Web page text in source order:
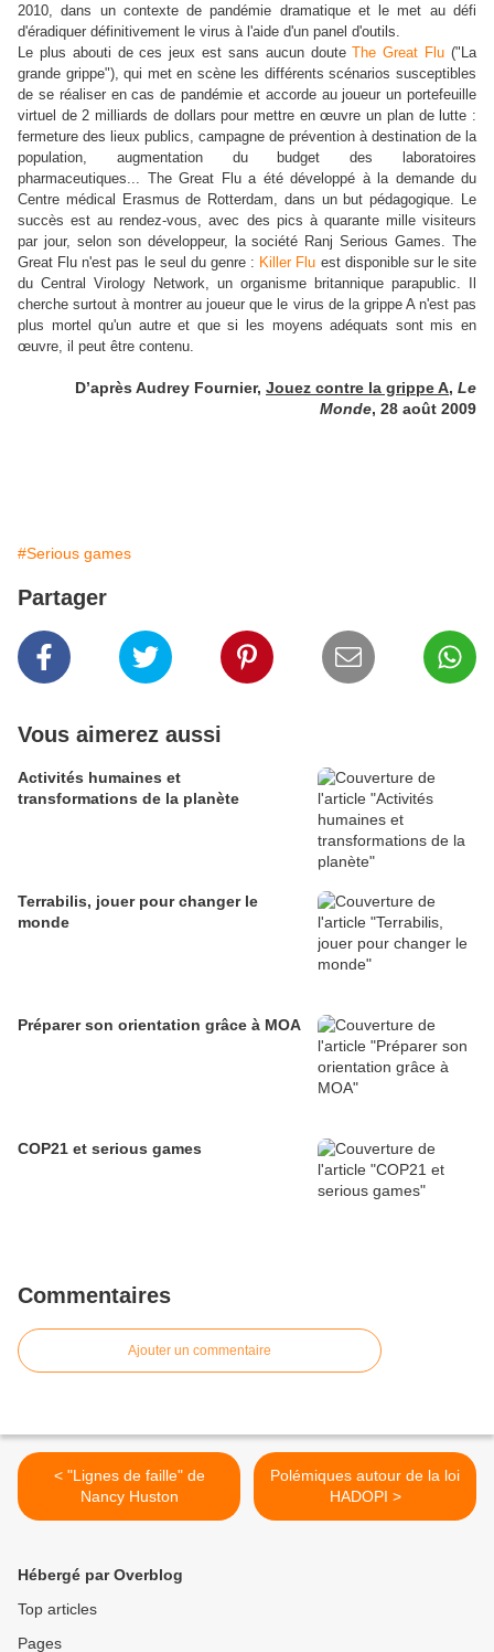
2010, dans un contexte de pandémie dramatique et le met au défi
d'éradiquer définitivement le virus à l'aide d'un panel d'outils.
Le plus abouti de ces jeux est sans aucun doute The Great Flu ("La
grande grippe"), qui met en scène les différents scénarios susceptibles
de se réaliser en cas de pandémie et accorde au joueur un portefeuille
virtuel de 2 milliards de dollars pour mettre en œuvre un plan de lutte :
fermeture des lieux publics, campagne de prévention à destination de la
population, augmentation du budget des laboratoires
pharmaceutiques... The Great Flu a été développé à la demande du
Centre médical Erasmus de Rotterdam, dans un but pédagogique. Le
succès est au rendez-vous, avec des pics à quarante mille visiteurs
par jour, selon son développeur, la société Ranj Serious Games. The
Great Flu n'est pas le seul du genre : Killer Flu est disponible sur le site
du Central Virology Network, un organisme britannique parapublic. Il
cherche surtout à montrer au joueur que le virus de la grippe A n'est pas
plus mortel qu'un autre et que si les moyens adéquats sont mis en
œuvre, il peut être contenu.
D’après Audrey Fournier, Jouez contre la grippe A, Le
Monde, 28 août 2009
#Serious games
Partager
Vous aimerez aussi
Activités humaines et
transformations de la planète
Terrabilis, jouer pour changer le
monde
Préparer son orientation grâce à MOA
COP21 et serious games
Commentaires
Ajouter un commentaire
< "Lignes de faille" de
Nancy Huston
Polémiques autour de la loi
HADOPI >
Hébergé par Overblog
Top articles
Pages